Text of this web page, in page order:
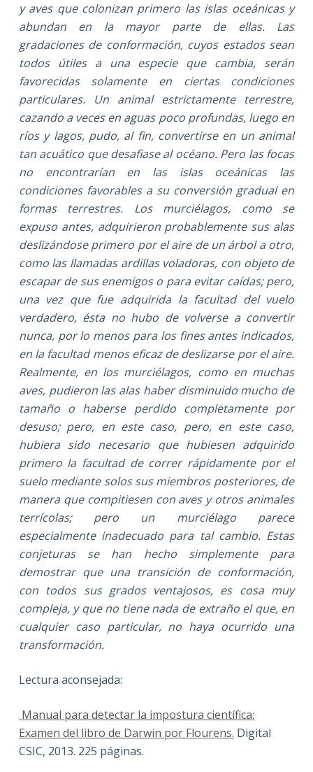
y aves que colonizan primero las islas oceánicas y
abundan en la mayor parte de ellas. Las
gradaciones de conformación, cuyos estados sean
todos útiles a una especie que cambia, serán
favorecidas solamente en ciertas condiciones
particulares. Un animal estrictamente terrestre,
cazando a veces en aguas poco profundas, luego en
ríos y lagos, pudo, al fin, convertirse en un animal
tan acuático que desafiase al océano. Pero las focas
no encontrarían en las islas oceánicas las
condiciones favorables a su conversión gradual en
formas terrestres. Los murciélagos, como se
expuso antes, adquirieron probablemente sus alas
deslizándose primero por el aire de un árbol a otro,
como las llamadas ardillas voladoras, con objeto de
escapar de sus enemigos o para evitar caídas; pero,
una vez que fue adquirida la facultad del vuelo
verdadero, ésta no hubo de volverse a convertir
nunca, por lo menos para los fines antes indicados,
en la facultad menos eficaz de deslizarse por el aire.
Realmente, en los murciélagos, como en muchas
aves, pudieron las alas haber disminuido mucho de
tamaño o haberse perdido completamente por
desuso; pero, en este caso, pero, en este caso,
hubiera sido necesario que hubiesen adquirido
primero la facultad de correr rápidamente por el
suelo mediante solos sus miembros posteriores, de
manera que compitiesen con aves y otros animales
terrícolas; pero un murciélago parece
especialmente inadecuado para tal cambio. Estas
conjeturas se han hecho simplemente para
demostrar que una transición de conformación,
con todos sus grados ventajosos, es cosa muy
compleja, y que no tiene nada de extraño el que, en
cualquier caso particular, no haya ocurrido una
transformación.
Lectura aconsejada:
Manual para detectar la impostura científica:
Examen del libro de Darwin por Flourens. Digital
CSIC, 2013. 225 páginas.